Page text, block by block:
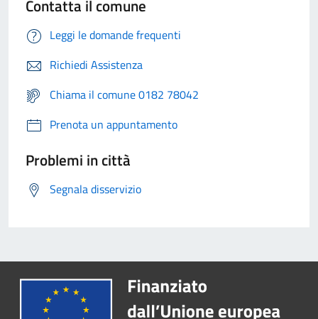
Contatta il comune
Leggi le domande frequenti
Richiedi Assistenza
Chiama il comune 0182 78042
Prenota un appuntamento
Problemi in città
Segnala disservizio